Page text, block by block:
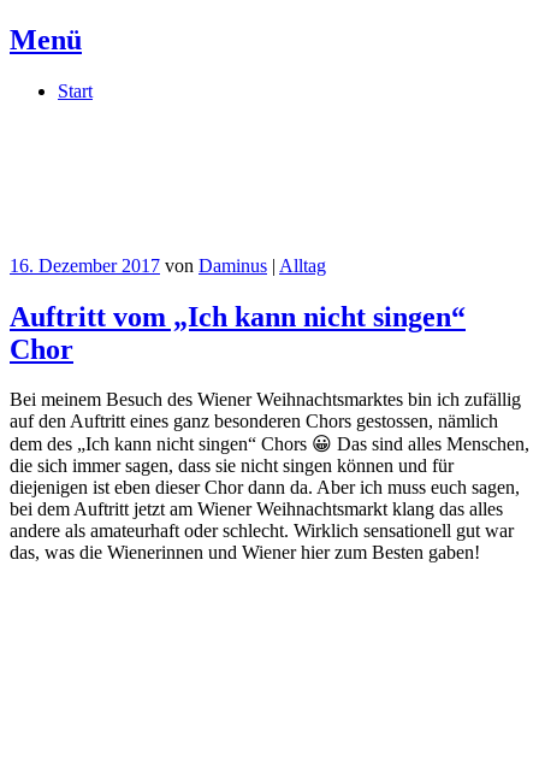
Menü
SpringeStart
16. Dezember 2017 von Daminus | Alltag
Auftritt vom „Ich kann nicht singen“
Chor
Bei meinem Besuch des Wiener Weihnachtsmarktes bin ich zufällig
auf den Auftritt eines ganz besonderen Chors gestossen, nämlich
dem des „Ich kann nicht singen“ Chors 😀 Das sind alles Menschen,
die sich immer sagen, dass sie nicht singen können und für
diejenigen ist eben dieser Chor dann da. Aber ich muss euch sagen,
bei dem Auftritt jetzt am Wiener Weihnachtsmarkt klang das alles
andere als amateurhaft oder schlecht. Wirklich sensationell gut war
das, was die Wienerinnen und Wiener hier zum Besten gaben!